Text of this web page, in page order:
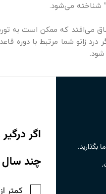
” شناخته می‌شود.
می‌افتد که ممکن است به
درد زانو شما مرتبط با دوره
شود.